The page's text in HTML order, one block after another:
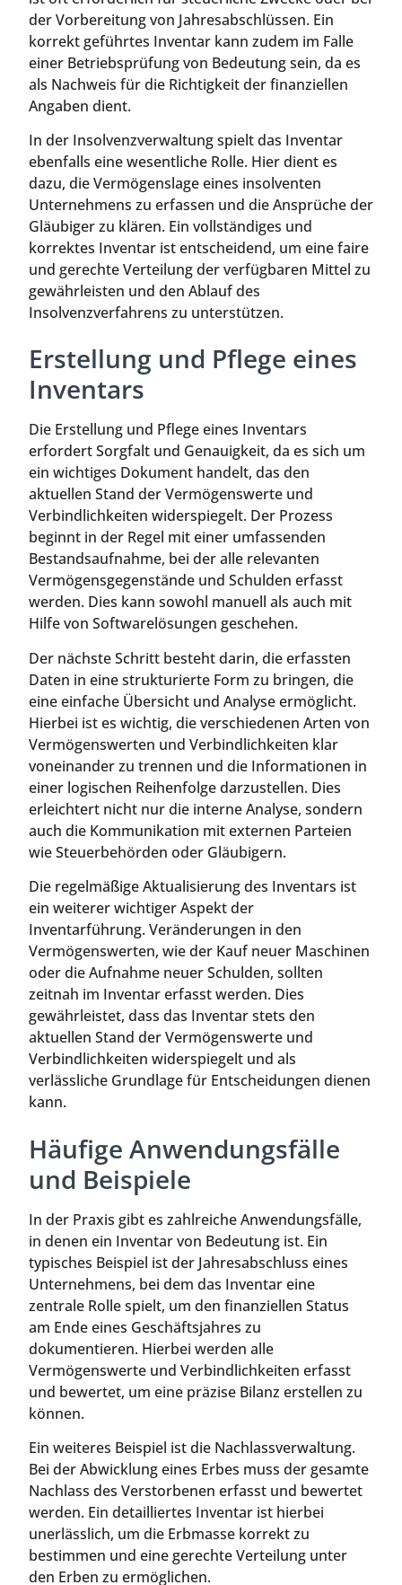
der Vorbereitung von Jahresabschlüssen. Ein
korrekt geführtes Inventar kann zudem im Falle
einer Betriebsprüfung von Bedeutung sein, da es
als Nachweis für die Richtigkeit der finanziellen
Angaben dient.
In der Insolvenzverwaltung spielt das Inventar
ebenfalls eine wesentliche Rolle. Hier dient es
dazu, die Vermögenslage eines insolventen
Unternehmens zu erfassen und die Ansprüche der
Gläubiger zu klären. Ein vollständiges und
korrektes Inventar ist entscheidend, um eine faire
und gerechte Verteilung der verfügbaren Mittel zu
gewährleisten und den Ablauf des
Insolvenzverfahrens zu unterstützen.
Erstellung und Pflege eines
Inventars
Die Erstellung und Pflege eines Inventars
erfordert Sorgfalt und Genauigkeit, da es sich um
ein wichtiges Dokument handelt, das den
aktuellen Stand der Vermögenswerte und
Verbindlichkeiten widerspiegelt. Der Prozess
beginnt in der Regel mit einer umfassenden
Bestandsaufnahme, bei der alle relevanten
Vermögensgegenstände und Schulden erfasst
werden. Dies kann sowohl manuell als auch mit
Hilfe von Softwarelösungen geschehen.
Der nächste Schritt besteht darin, die erfassten
Daten in eine strukturierte Form zu bringen, die
eine einfache Übersicht und Analyse ermöglicht.
Hierbei ist es wichtig, die verschiedenen Arten von
Vermögenswerten und Verbindlichkeiten klar
voneinander zu trennen und die Informationen in
einer logischen Reihenfolge darzustellen. Dies
erleichtert nicht nur die interne Analyse, sondern
auch die Kommunikation mit externen Parteien
wie Steuerbehörden oder Gläubigern.
Die regelmäßige Aktualisierung des Inventars ist
ein weiterer wichtiger Aspekt der
Inventarführung. Veränderungen in den
Vermögenswerten, wie der Kauf neuer Maschinen
oder die Aufnahme neuer Schulden, sollten
zeitnah im Inventar erfasst werden. Dies
gewährleistet, dass das Inventar stets den
aktuellen Stand der Vermögenswerte und
Verbindlichkeiten widerspiegelt und als
verlässliche Grundlage für Entscheidungen dienen
kann.
Häufige Anwendungsfälle
und Beispiele
In der Praxis gibt es zahlreiche Anwendungsfälle,
in denen ein Inventar von Bedeutung ist. Ein
typisches Beispiel ist der Jahresabschluss eines
Unternehmens, bei dem das Inventar eine
zentrale Rolle spielt, um den finanziellen Status
am Ende eines Geschäftsjahres zu
dokumentieren. Hierbei werden alle
Vermögenswerte und Verbindlichkeiten erfasst
und bewertet, um eine präzise Bilanz erstellen zu
können.
Ein weiteres Beispiel ist die Nachlassverwaltung.
Bei der Abwicklung eines Erbes muss der gesamte
Nachlass des Verstorbenen erfasst und bewertet
werden. Ein detailliertes Inventar ist hierbei
unerlässlich, um die Erbmasse korrekt zu
bestimmen und eine gerechte Verteilung unter
den Erben zu ermöglichen.